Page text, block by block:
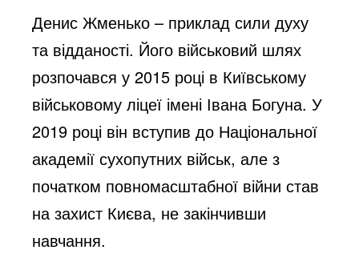
y
V
i
d
Денис Жменько – приклад сили духу
та відданості. Його військовий шлях
розпочався у 2015 році в Київському
військовому ліцеї імені Івана Богуна. У
2019 році він вступив до Національної
академії сухопутних військ, але з
початком повномасштабної війни став
на захист Києва, не закінчивши
навчання.